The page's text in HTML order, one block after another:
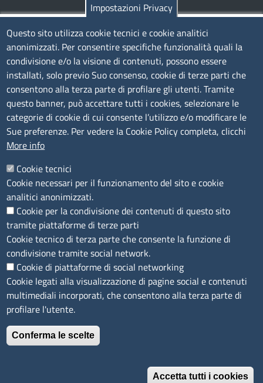
TRASPARENZA
Albo Online
Amministrazione trasparente
Bandi e concorsi
Segnalazioni Whistleblowing
Accessibilità
IBAN e pagamenti informatici
Informative privacy e cookie
Verifiche PA
Attuazione misure PNRR
Modulistica
SEGUICI SU
Impostazioni Privacy
Questo sito utilizza cookie tecnici e cookie analitici
anonimizzati. Per consentire specifiche funzionalità quali la
condivisione e/o la visione di contenuti, possono essere
installati, solo previo Suo consenso, cookie di terze parti che
consentono alla terza parte di profilare gli utenti. Tramite
questo banner, può accettare tutti i cookies, selezionare le
categorie di cookie di cui consente l’utilizzo e/o modificare le
Sue preferenze. Per vedere la Cookie Policy completa, clicchi
More info
Cookie tecnici
Cookie necessari per il funzionamento del sito e cookie
analitici anonimizzati.
Cookie per la condivisione dei contenuti di questo sito
tramite piattaforme di terze parti
Cookie tecnico di terza parte che consente la funzione di
condivisione tramite social network.
Cookie di piattaforme di social networking
Cookie legati alla visualizzazione di pagine social e contenuti
multimediali incorporati, che consentono alla terza parte di
profilare l'utente.
Conferma le scelte
Accetta tutti i cookies